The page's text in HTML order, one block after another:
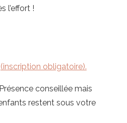
l’effort !
(inscription obligatoire).
conseillée mais
restent sous votre